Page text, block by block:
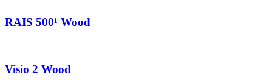
RAIS 500¹ Wood
Visio 2 Wood